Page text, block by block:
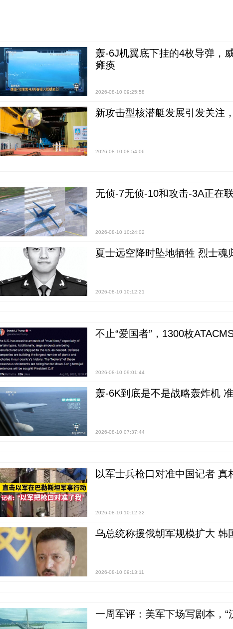
轰-6J机翼底下挂的4枚导弹，
瘫痪
2026-08-10 09:25:58
新攻击型核潜艇发展引发关注
2026-08-10 08:54:06
无侦-7无侦-10和攻击-3A正在
2026-08-10 10:24:02
夏士远空降时坠地牺牲 烈士魂
2026-08-10 10:12:21
不止“爱国者”，1300枚
2026-08-10 09:01:44
轰-6K到底是不是战略轰炸机
2026-08-10 07:37:44
以军士兵枪口对准中国记者 真
2026-08-10 10:12:32
乌总统称援俄朝军规模扩大 韩
2026-08-10 09:13:11
一周军评：美军下场写剧本，“